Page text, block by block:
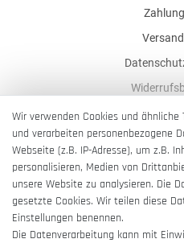
Wir verwenden Cookies und
und verarbeiten personenbezogene
Webseite (z.B. IP-Adresse), um z.B.
personalisieren, Medien von
unsere Website zu analysieren. Die
gesetzte Cookies. Wir teilen diese
Einstellungen benennen.
Die Datenverarbeitung kann mit